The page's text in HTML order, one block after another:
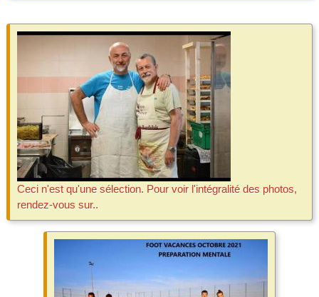
Ceci n'est qu'une sélection. Pour voir l'intégralité des photos,
rendez-vous sur..